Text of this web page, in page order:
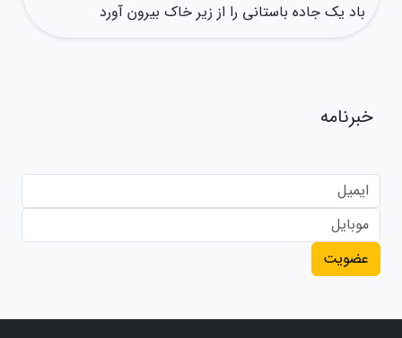
باد یک جاده باستانی را از زیر خاک بیرون آورد
خبرنامه
عضویت